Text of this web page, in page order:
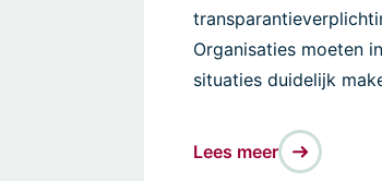
Organisaties moeten
situaties duidelijk
Lees meer